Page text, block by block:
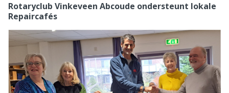
Rotaryclub Vinkeveen Abcoude ondersteunt lokale
Repaircafés